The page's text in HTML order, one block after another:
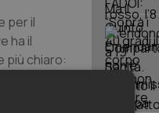
per il
ha il
più chiaro: